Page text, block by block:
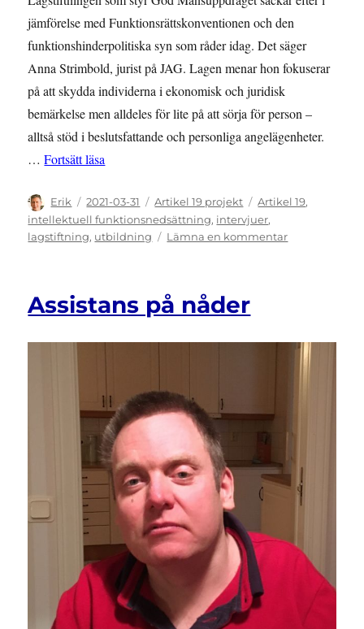
jämförelse med Funktionsrättskonventionen och den
funktionshinderpolitiska syn som råder idag. Det säger
Anna Strimbold, jurist på JAG. Lagen menar hon fokuserar
på att skydda individerna i ekonomisk och juridisk
bemärkelse men alldeles för lite på att sörja för person –
alltså stöd i beslutsfattande och personliga angelägenheter.
…Fortsätt läsa
Författare
Erik
Publicerat
den
2021-03-31 Kategorier
Artikel 19 projekt Etiketter
Artikel 19,
intellektuell funktionsnedsättning, intervjuer,
lagstiftning, utbildning Lämna en kommentartill
Assistans på nåder